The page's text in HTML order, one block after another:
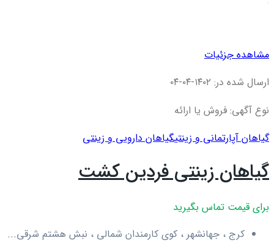
مشاهده جزئیات
ارسال شده در: ۱۴۰۲-۰۴-۰۴
نوع آگهی: فروش یا ارائه
گیاهان آپارتمانی و زینتیگیاهان دارویی و زینتی
گیاهان زینتی فردین کشت
برای قیمت تماس بگیرید
کرج ، جهانشهر ، کوی کارمندان شمالی ، نبش هشتم شرقی...